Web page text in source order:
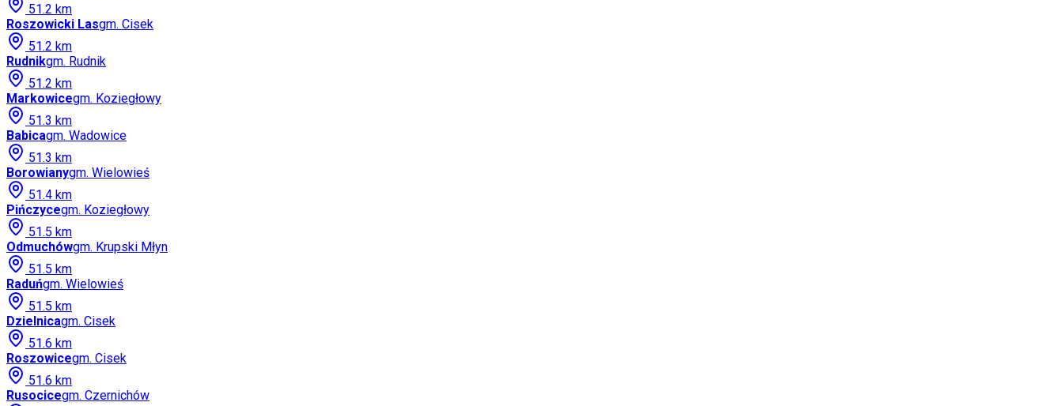
51.2 km
Roszowicki Lasgm. Cisek
51.2 km
Rudnikgm. Rudnik
51.2 km
Markowicegm. Koziegłowy
51.3 km
Babicagm. Wadowice
51.3 km
Borowianygm. Wielowieś
51.4 km
Pińczycegm. Koziegłowy
51.5 km
Odmuchówgm. Krupski Młyn
51.5 km
Raduńgm. Wielowieś
51.5 km
Dzielnicagm. Cisek
51.6 km
Roszowicegm. Cisek
51.6 km
Rusocicegm. Czernichów